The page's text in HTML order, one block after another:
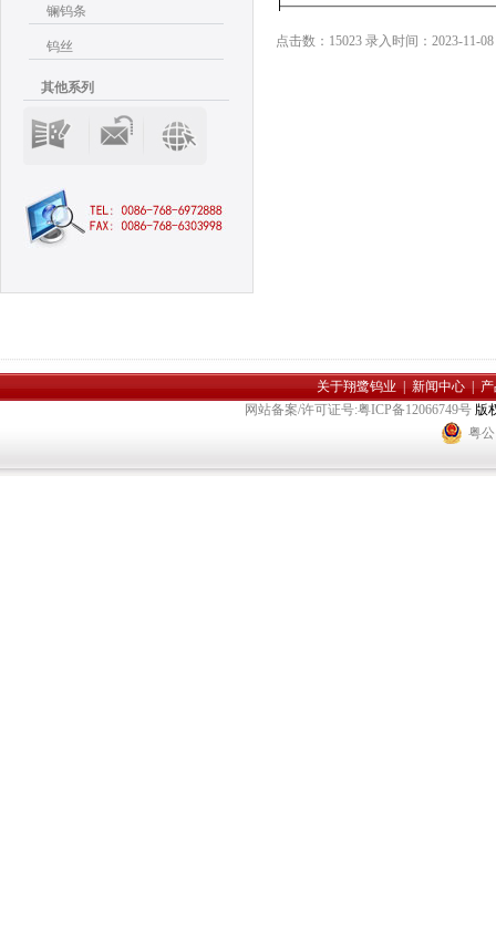
镧钨条
钨丝
其他系列
点击数：15023 录入时间：2023-11-08
关于翔鹭钨业 新闻中心
网站备案/许可证号:粤ICP备12066749号 版
粤公